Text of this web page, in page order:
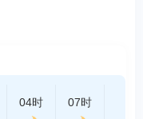
04时 07时